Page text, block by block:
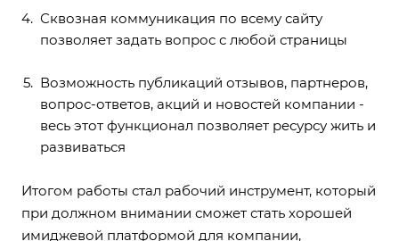
Сквозная коммуникация по всему сайту
позволяет задать вопрос с любой страницы
Возможность публикаций отзывов, партнеров,
вопрос-ответов, акций и новостей компании -
весь этот функционал позволяет ресурсу жить и
развиваться
Итогом работы стал рабочий инструмент, который
при должном внимании сможет стать хорошей
имиджевой платформой для компании,